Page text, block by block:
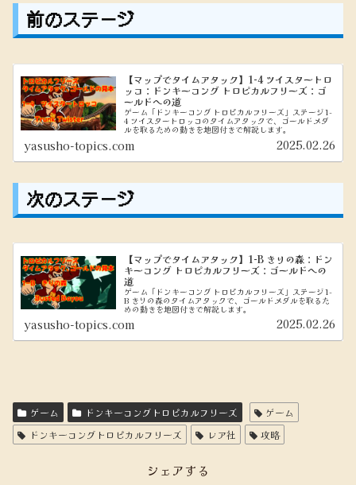
前のステージ
【マップでタイムアタック】1-4 ツイスタートロ
ッコ：ドンキーコング トロピカルフリーズ：ゴ
ールドへの道
ゲーム「ドンキーコング トロピカルフリーズ」ステージ1-
4 ツイスタートロッコのタイムアタックで、ゴールドメダ
ルを取るための動きを地図付きで解説します。
yasusho-topics.com 2025.02.26
次のステージ
【マップでタイムアタック】1-B きりの森：ドン
キーコング トロピカルフリーズ：ゴールドへの
道
ゲーム「ドンキーコング トロピカルフリーズ」ステージ1-
B きりの森のタイムアタックで、ゴールドメダルを取るた
めの動きを地図付きで解説します。
yasusho-topics.com 2025.02.26
ゲーム ドンキーコングトロピカルフリーズ
ゲーム
ドンキーコングトロピカルフリーズ
レア社 攻略
シェアする